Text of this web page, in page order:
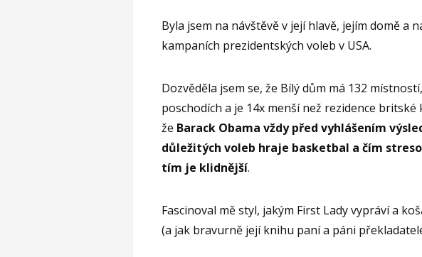
Byla jsem na návštěvě v její hlavě, jejím domě a
kampaních prezidentských voleb v USA.
Dozvěděla jsem se, že Bílý dům má 132
poschodích a je 14x menší než rezidence
že Barack Obama vždy před vyhlášením
důležitých voleb hraje basketbal a čím
tím je klidnější.
Fascinoval mě styl, jakým First Lady vypráví a
(a jak bravurně její knihu paní a páni